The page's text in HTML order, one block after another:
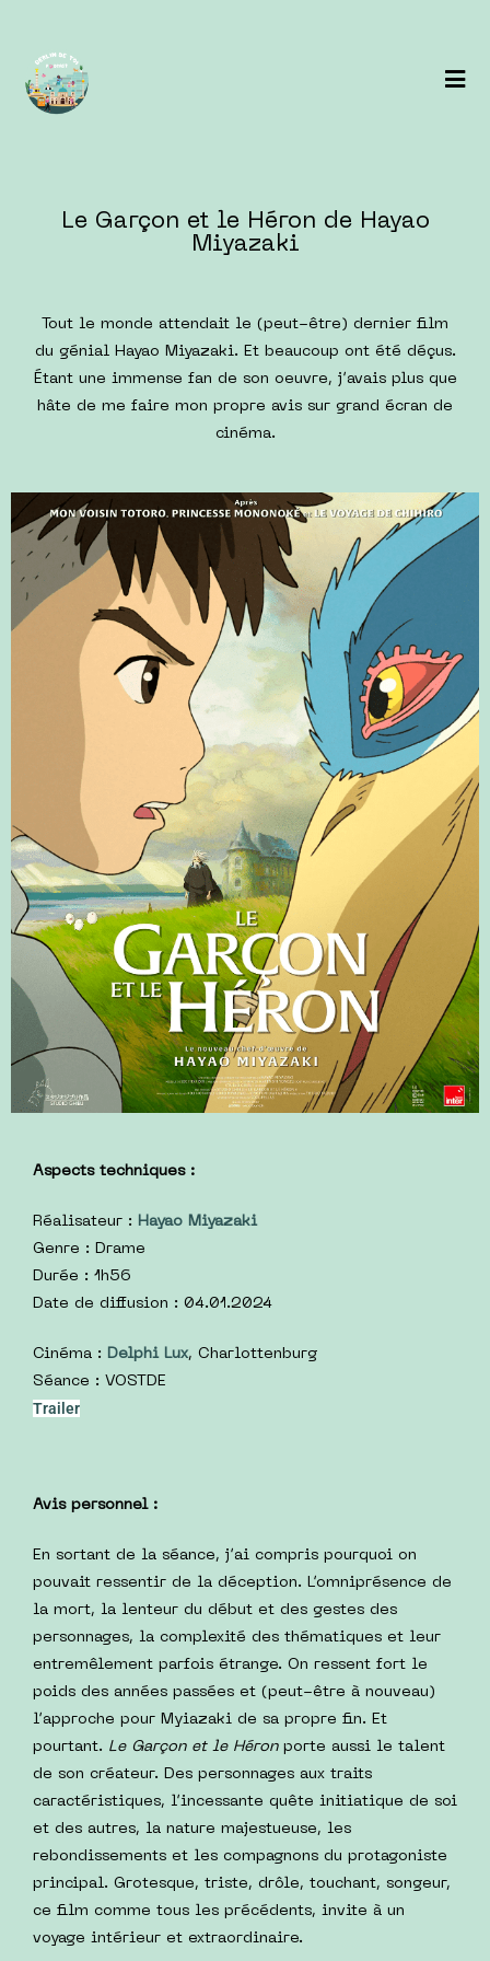
Le Garçon et le Héron de Hayao
Miyazaki
Tout le monde attendait le (peut-être) dernier film
du génial Hayao Miyazaki. Et beaucoup ont été déçus.
Étant une immense fan de son oeuvre, j’avais plus que
hâte de me faire mon propre avis sur grand écran de
cinéma.
Aspects techniques :
Réalisateur :
Hayao Miyazaki
Genre : Drame
Durée : 1h56
Date de diffusion : 04.01.2024
Cinéma : Delphi Lux, Charlottenburg
Séance : VOSTDE
Trailer
Avis personnel :
En sortant de la séance, j’ai compris pourquoi on
pouvait ressentir de la déception. L’omniprésence de
la mort, la lenteur du début et des gestes des
personnages, la complexité des thématiques et leur
entremêlement parfois étrange. On ressent fort le
poids des années passées et (peut-être à nouveau)
l’approche pour Myiazaki de sa propre fin. Et
pourtant. Le Garçon et le Héronporte aussi le talent
de son créateur. Des personnages aux traits
caractéristiques, l’incessante quête initiatique de soi
et des autres, la nature majestueuse, les
rebondissements et les compagnons du protagoniste
principal. Grotesque, triste, drôle, touchant, songeur,
ce film comme tous les précédents, invite à un
voyage intérieur et extraordinaire.